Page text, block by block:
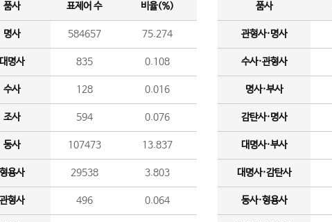
품사 표제어 수 비율(%)
명사 584657 75.274
명사 835 0.108
수사 128 0.016
조사 594 0.076
동사 107473 13.837
용사 29538 3.803
형사 496 0.064
품사
관형사·명사
수사·관형사
명사·부사
감탄사·명사
대명사·부사
대명사·감탄사
동사·형용사